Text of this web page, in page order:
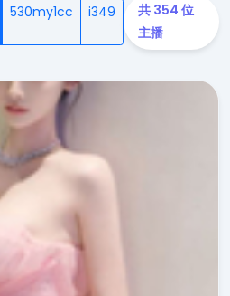
530my1cc i349
共 354 位
主播